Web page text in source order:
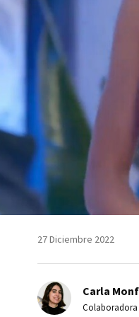
27 Diciembre 2022
Carla
Colaboradora